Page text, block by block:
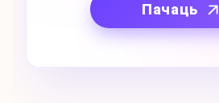
Пачаць